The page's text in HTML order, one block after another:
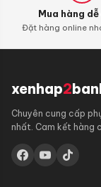
Mua hàng
Đặt hàng online
xenhap2
Chuyên cung cấp
nhất. Cam kết hàng